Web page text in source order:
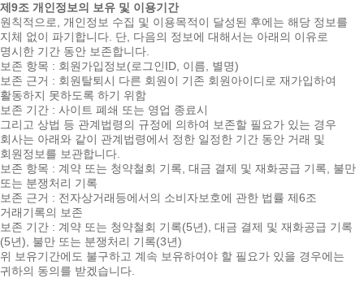
제9조 개인정보의 보유 및 이용기간
원칙적으로, 개인정보 수집 및 이용목적이 달성된 후에는 해당 정보를
지체 없이 파기합니다. 단, 다음의 정보에 대해서는 아래의 이유로
명시한 기간 동안 보존합니다.
보존 항목 : 회원가입정보(로그인ID, 이름, 별명)
보존 근거 : 회원탈퇴시 다른 회원이 기존 회원아이디로 재가입하여
활동하지 못하도록 하기 위함
보존 기간 : 사이트 폐쇄 또는 영업 종료시
그리고 상법 등 관계법령의 규정에 의하여 보존할 필요가 있는 경우
회사는 아래와 같이 관계법령에서 정한 일정한 기간 동안 거래 및
회원정보를 보관합니다.
보존 항목 : 계약 또는 청약철회 기록, 대금 결제 및 재화공급 기록, 불만
또는 분쟁처리 기록
보존 근거 : 전자상거래등에서의 소비자보호에 관한 법률 제6조
거래기록의 보존
보존 기간 : 계약 또는 청약철회 기록(5년), 대금 결제 및 재화공급 기록
(5년), 불만 또는 분쟁처리 기록(3년)
위 보유기간에도 불구하고 계속 보유하여야 할 필요가 있을 경우에는
귀하의 동의를 받겠습니다.